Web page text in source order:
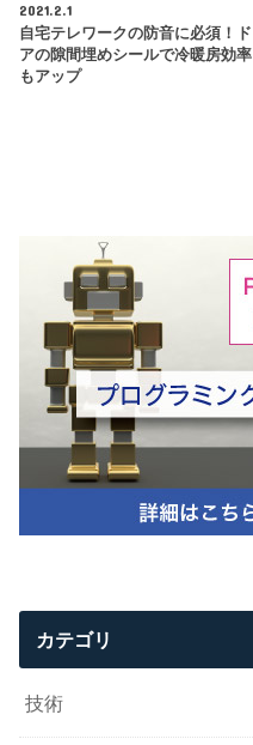
2021.2.1
自宅テレワークの防音に必須！ド
アの隙間埋めシールで冷暖房効率
もアップ
カテゴリ
技術